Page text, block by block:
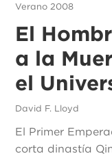
Verano 2008
El
a la
el
David F. Lloyd
El Primer
corta dinastía